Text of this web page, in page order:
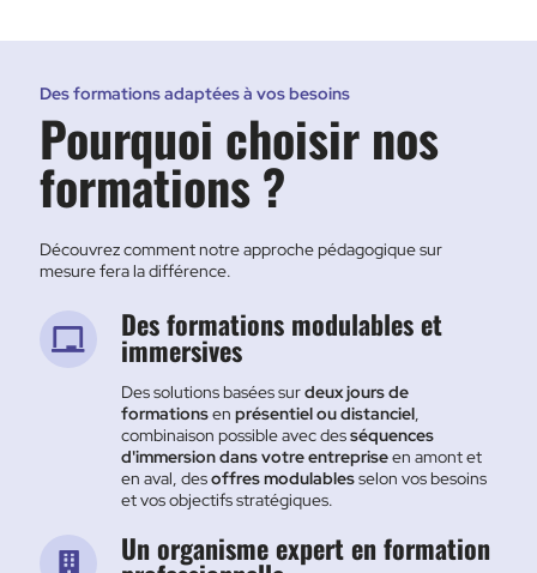
Des formations adaptées à vos besoins
Pourquoi choisir nos
formations ?
Découvrez comment notre approche pédagogique sur
mesure fera la différence.
Des formations modulables et
immersives
Des solutions basées surdeux jours de
formationsen présentiel ou distanciel,
combinaison possible avec desséquences
d'immersion dans votre entrepriseen amont et
en aval, desoffres modulablesselon vos besoins
et vos objectifs stratégiques.
Un organisme expert en formation